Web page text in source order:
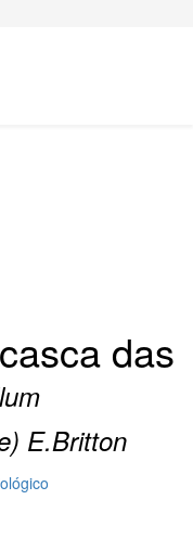
das
E.Britton